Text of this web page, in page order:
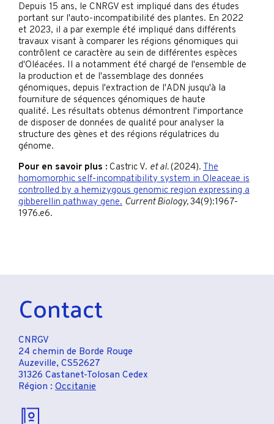
Depuis 15 ans, le CNRGV est impliqué dans des études
portant sur l'auto-incompatibilité des plantes. En 2022
et 2023, il a par exemple été impliqué dans différents
travaux visant à comparer les régions génomiques qui
contrôlent ce caractère au sein de différentes espèces
d'Oléacées. Il a notamment été chargé de l'ensemble de
la production et de l'assemblage des données
génomiques, depuis l'extraction de l'ADN jusqu'à la
fourniture de séquences génomiques de haute
qualité. Les résultats obtenus démontrent l'importance
de disposer de données de qualité pour analyser la
structure des gènes et des régions régulatrices du
génome.
Pour en savoir plus : Castric V. et al.(2024). The
homomorphic self-incompatibility system in Oleaceae is
controlled by a hemizygous genomic region expressing a
gibberellin pathway gene. Current Biology,34(9):1967-
1976.e6.
Contact
CNRGV
24 chemin de Borde Rouge
Auzeville, CS52627
31326 Castanet-Tolosan Cedex
Région : Occitanie